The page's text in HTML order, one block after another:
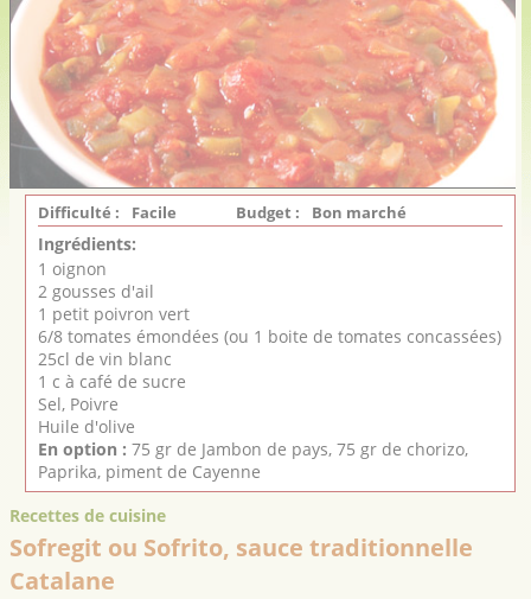
Difficulté : Facile Budget : Bon marché
Ingrédients:
1 oignon
2 gousses d'ail
1 petit poivron vert
6/8 tomates émondées (ou 1 boite de tomates concassées)
25cl de vin blanc
1 c à café de sucre
Sel, Poivre
Huile d'olive
En option : 75 gr de Jambon de pays, 75 gr de chorizo,
Paprika, piment de Cayenne
Recettes de cuisine
Sofregit ou Sofrito, sauce traditionnelle
Catalane